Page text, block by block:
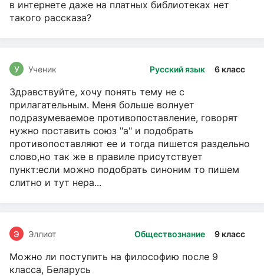
в интернете даже на платных библиотеках нет
такого рассказа?
Русский язык 6 класс
У Ученик
Здравствуйте, хочу понять тему не с
прилагательным. Меня больше волнует
подразумеваемое противопоставление, говорят
нужно поставить союз "а" и подобрать
противопоставляют ее и тогда пишется раздельно
слово,но так же в правиле присутствует
пункт:если можно подобрать синоним то пишем
слитно и тут нера...
Обществознание 9 класс
Э Эллиот
Можно ли поступить на философию после 9
класса, Беларусь